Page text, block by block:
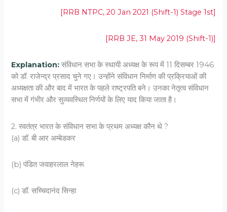
[RRB NTPC, 20 Jan 2021 (Shift-1) Stage 1st]
[RRB JE, 31 May 2019 (Shift-1)]
Explanation: संविधान सभा के स्थायी अध्यक्ष के रूप में 11 दिसम्बर 1946
को डॉ. राजेन्द्र प्रसाद चुने गए। उन्होंने संविधान निर्माण की प्रक्रियाओं की
अध्यक्षता की और बाद में भारत के पहले राष्ट्रपति बने। उनका नेतृत्व संविधान
सभा में गंभीर और सुव्यवस्थित निर्णयों के लिए याद किया जाता है।
2. स्वतंत्र भारत के संविधान सभा के प्रथम अध्यक्ष कौन थे ?
(a) डॉ. बी आर अम्बेडकर
(b) पंडित जवाहरलाल नेहरू
(c) डॉ. सच्चिदानंद सिन्हा